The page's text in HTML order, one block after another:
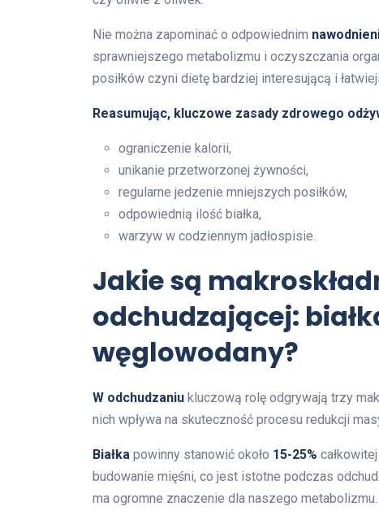
Nie można zapominać o odpowiednim
sprawniejszego metabolizmu i oczyszczania
posiłków czyni dietę bardziej interesującą i
Reasumując, kluczowe zasady zdrowego
ograniczenie kalorii,
unikanie przetworzonej żywności,
regularne jedzenie mniejszych posiłków,
odpowiednią ilość białka,
warzyw w codziennym jadłospisie.
Jakie są
odchudzającej:
węglowodany?
W odchudzaniu kluczową rolę odgrywają trzy
nich wpływa na skuteczność procesu redukcji
Białka powinny stanowić około 15-25%
budowanie mięśni, co jest istotne podczas
ma ogromne znaczenie dla naszego